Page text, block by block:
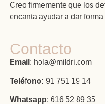
Creo firmemente que los
encanta ayudar a dar
Contacto
Email : hola@mildri.com
Teléfono: 91 751 19 14
Whatsapp: 616 52 89 35